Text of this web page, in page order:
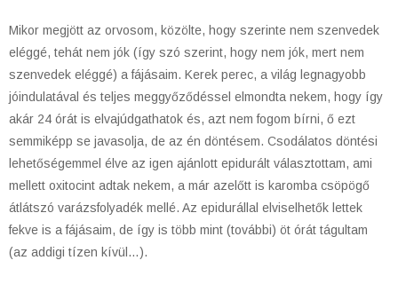
Mikor megjött az orvosom, közölte, hogy szerinte nem szenvedek
eléggé, tehát nem jók (így szó szerint, hogy nem jók, mert nem
szenvedek eléggé) a fájásaim. Kerek perec, a világ legnagyobb
jóindulatával és teljes meggyőződéssel elmondta nekem, hogy így
akár 24 órát is elvajúdgathatok és, azt nem fogom bírni, ő ezt
semmiképp se javasolja, de az én döntésem. Csodálatos döntési
lehetőségemmel élve az igen ajánlott epidurált választottam, ami
mellett oxitocint adtak nekem, a már azelőtt is karomba csöpögő
átlátszó varázsfolyadék mellé. Az epidurállal elviselhetők lettek
fekve is a fájásaim, de így is több mint (további) öt órát tágultam
(az addigi tízen kívül…).